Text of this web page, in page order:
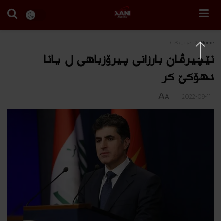
Home دەسپێک ١
نێچیرڤان بارزانی پیرۆزباهی ل‌ یانا
دهۆکێ كر
A
A